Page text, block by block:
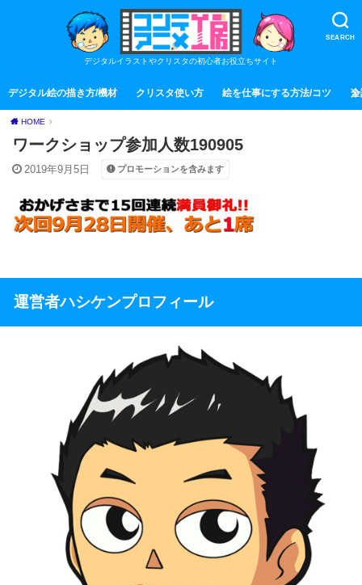
SEARCH
デジタルイラストやクリスタの初心者お役立ちサイト
デジタル絵の描き方/機材 クリスタ使い方 絵を仕事にする方法/コツ 全
HOME
ワークショップ参加人数190905
2019年9月5日 プロモーションを含みます
運営者ハシケンプロフィール